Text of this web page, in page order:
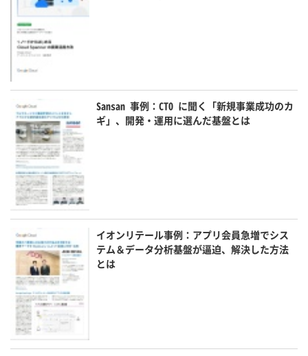
Sansan 事例：CTO に聞く「新規事業成功のカ
ギ」、開発・運用に選んだ基盤とは
イオンリテール事例：アプリ会員急増でシス
テム＆データ分析基盤が逼迫、解決した方法
とは